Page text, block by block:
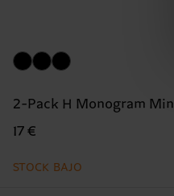
2-Pack H Monogram
17 €
STOCK BAJO